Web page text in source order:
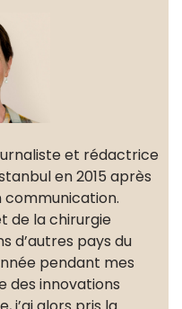
et rédactrice
en 2015 après
de la chirurgie
d’autres pays du
pendant mes
des innovations